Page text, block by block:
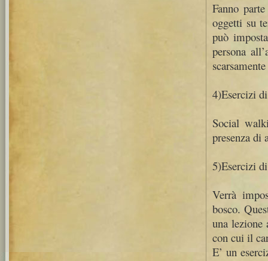
Fanno
oggetti su
può
persona
4)Esercizi
Social
presenza di
5)Esercizi
Verrà
bosco.
una lezione
con cui il
E’ un